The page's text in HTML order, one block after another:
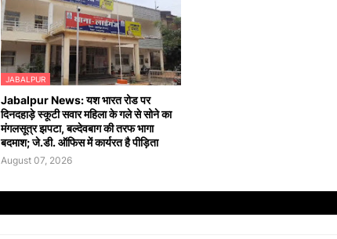
JABALPUR
Jabalpur News: यश भारत रोड पर
दिनदहाड़े स्कूटी सवार महिला के गले से सोने का
मंगलसूत्र झपटा, बल्देवबाग की तरफ भागा
बदमाश; जे.डी. ऑफिस में कार्यरत है पीड़िता
August 07, 2026